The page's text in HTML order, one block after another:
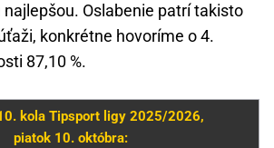
najlepšou. Oslabenie patrí takisto
konkrétne hovoríme o 4.
87,10 %.
kola Tipsport ligy 2025/2026,
piatok 10. októbra: